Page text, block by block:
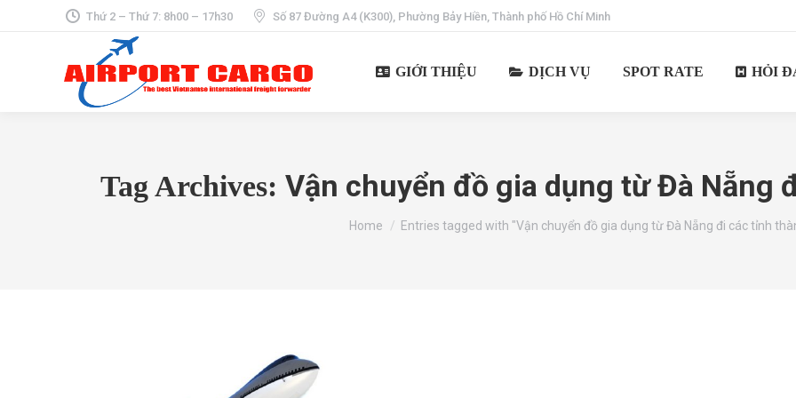
Thứ 2 – Thứ 7: 8h00 – 17h30 Số 87 Đường A4 (K300), Phường Bảy Hiền, Thành phố Hồ Chí Minh
GIỚI THIỆU DỊCH VỤ SPOT RATE HỎI
Tag Archives: Vận chuyển đồ gia dụng từ Đà Nẵng
You are here:
Home Entries tagged with "Vận chuyển đồ gia dụng từ Đà Nẵng đi các tỉnh